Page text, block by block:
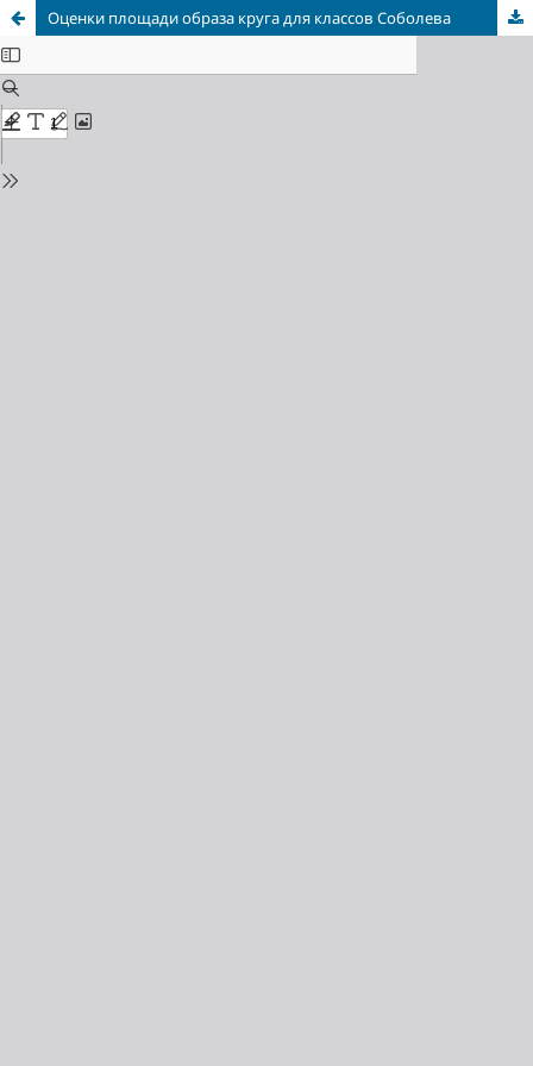
Оценки площади образа круга для классов Соболева